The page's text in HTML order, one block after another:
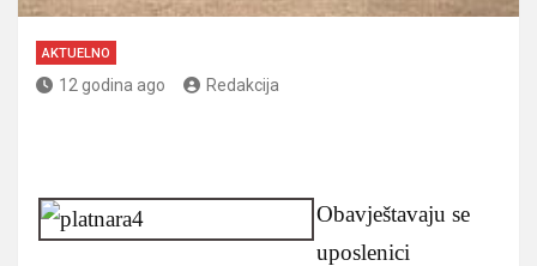
AKTUELNO
12 godina ago Redakcija
Obavještavaju se
uposlenici